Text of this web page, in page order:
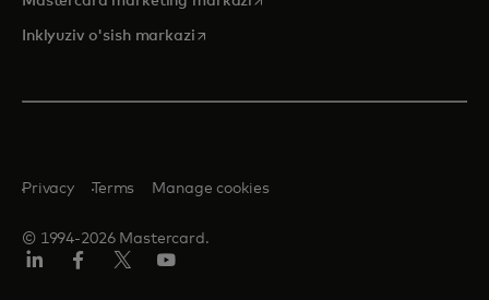
Inklyuziv o'sish markaziopens in a new tab
© 1994-2026 Mastercard.
Privacy Terms Manage cookies